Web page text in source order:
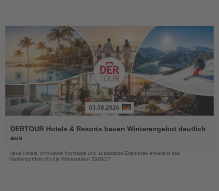
Sie
die
03.08.2026
DERTOUR Hotels & Resorts bauen Winterangebot deutlich
aus
Neue Hotels, innovative Konzepte und zusätzliche Erlebnisse erweitern das
Markenportfolio für die Wintersaison 2026/27